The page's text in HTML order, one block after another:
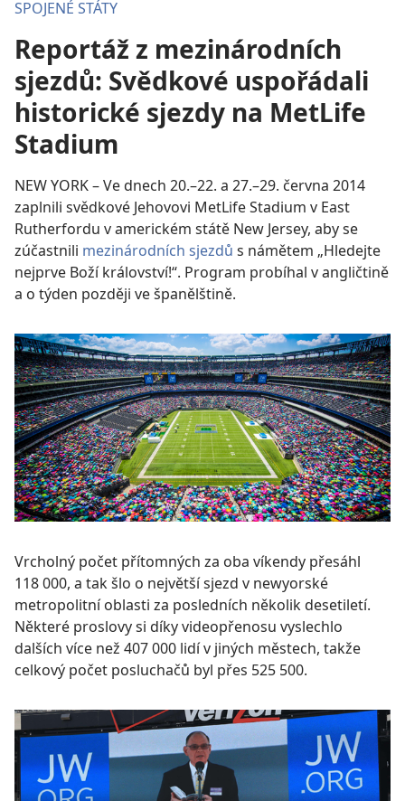
SPOJENÉ STÁTY
Reportáž z mezinárodních
sjezdů: Svědkové uspořádali
historické sjezdy na MetLife
Stadium
NEW YORK – Ve dnech 20.–22. a 27.–29. června 2014
zaplnili svědkové Jehovovi MetLife Stadium v East
Rutherfordu v americkém státě New Jersey, aby se
zúčastnili mezinárodních sjezdů s námětem „Hledejte
nejprve Boží království!“. Program probíhal v angličtině
a o týden později ve španělštině.
Vrcholný počet přítomných za oba víkendy přesáhl
118 000, a tak šlo o největší sjezd v newyorské
metropolitní oblasti za posledních několik desetiletí.
Některé proslovy si díky videopřenosu vyslechlo
dalších více než 407 000 lidí v jiných městech, takže
celkový počet posluchačů byl přes 525 500.